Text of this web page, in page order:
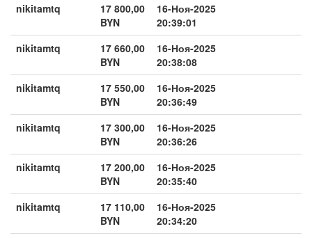
nikitamtq
17 800,00
BYN
16-Ноя-2025
20:39:01
nikitamtq
17 660,00
BYN
16-Ноя-2025
20:38:08
nikitamtq
17 550,00
BYN
16-Ноя-2025
20:36:49
nikitamtq
17 300,00
BYN
16-Ноя-2025
20:36:26
nikitamtq
17 200,00
BYN
16-Ноя-2025
20:35:40
nikitamtq
17 110,00
BYN
16-Ноя-2025
20:34:20